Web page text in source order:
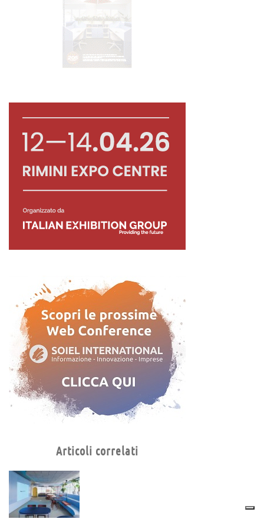
Articoli correlati